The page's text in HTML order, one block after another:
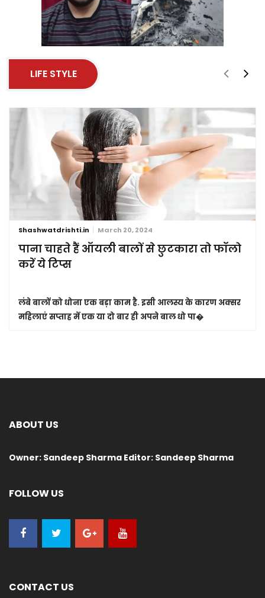
LIFE STYLE
Shashwatdrishti.in March 20, 2024
पाना चाहते हैं ऑयली बालों से छुटकारा तो फॉलो
करें ये टिप्स
लंबे बालों को धोना एक बड़ा काम है. इसी आलस्य के कारण अक्सर
महिलाएं सप्ताह में एक या दो बार ही अपने बाल धो पा�
ABOUT US
Owner: Sandeep Sharma Editor: Sandeep Sharma
FOLLOW US
CONTACT US